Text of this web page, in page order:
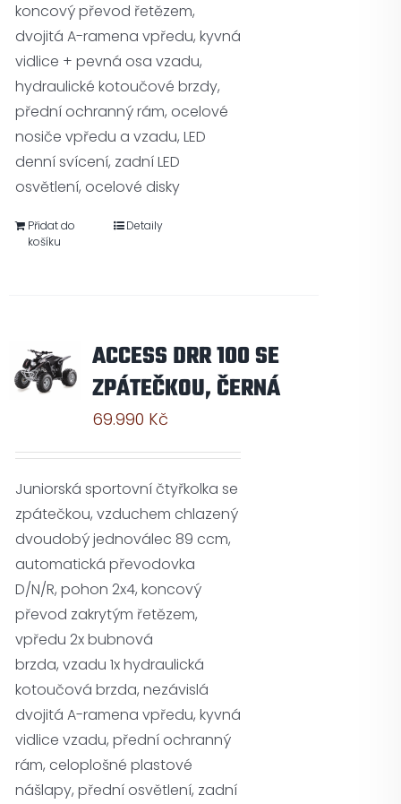
koncový převod řetězem,
dvojitá A-ramena vpředu, kyvná
vidlice + pevná osa vzadu,
hydraulické kotoučové brzdy,
přední ochranný rám, ocelové
nosiče vpředu a vzadu, LED
denní svícení, zadní LED
osvětlení, ocelové disky
Přidat do
košíku
Detaily
ACCESS DRR 100 SE
ZPÁTEČKOU, ČERNÁ
69.990 Kč
Juniorská sportovní čtyřkolka se
zpátečkou, vzduchem chlazený
dvoudobý jednoválec 89 ccm,
automatická převodovka
D/N/R, pohon 2x4, koncový
převod zakrytým řetězem,
vpředu 2x bubnová
brzda, vzadu 1x hydraulická
kotoučová brzda, nezávislá
dvojitá A-ramena vpředu, kyvná
vidlice vzadu, přední ochranný
rám, celoplošné plastové
nášlapy, přední osvětlení, zadní